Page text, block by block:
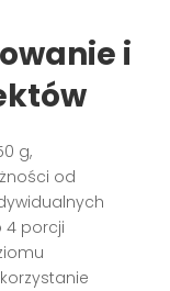
i
g,
od
4 porcji